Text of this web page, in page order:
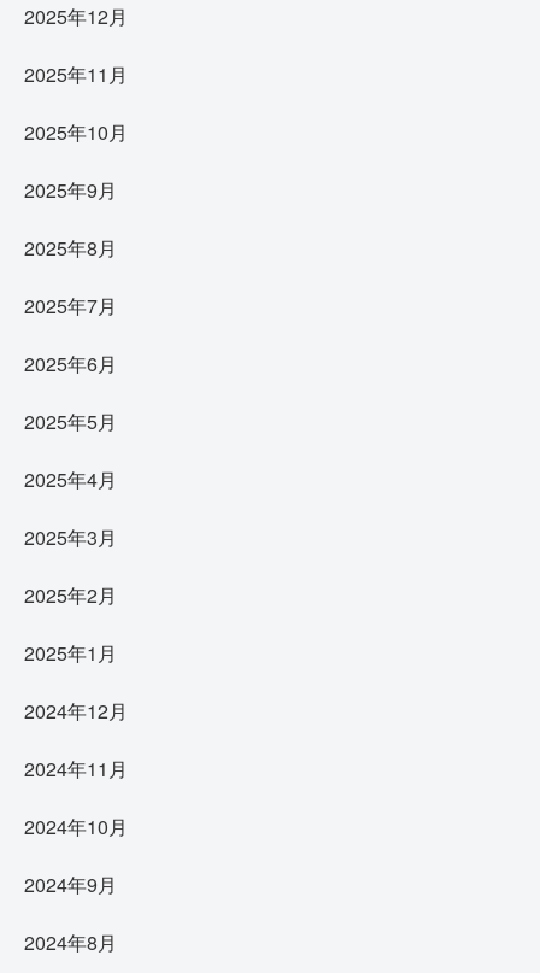
2025年12月
2025年11月
2025年10月
2025年9月
2025年8月
2025年7月
2025年6月
2025年5月
2025年4月
2025年3月
2025年2月
2025年1月
2024年12月
2024年11月
2024年10月
2024年9月
2024年8月